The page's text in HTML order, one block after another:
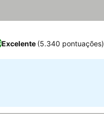
Excelente (5.340 pontuações)